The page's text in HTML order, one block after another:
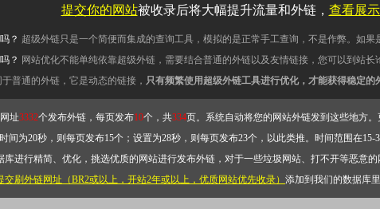
？ 超级外链只是一个简便而集成的查询工具，模拟的是正常手工查询，不是作弊。如
？ 网站优化不能单纯依靠超级外链，需要结合普通的外链以及友情链接，您可以到站
普通的外链，它是动态的链接， 只有频繁使用超级外链工具进行优化，才能获得稳定的
址3332个发布外链，每页发布10个，共334页。系统自动将您的网站外链发到这些地方。
间为20秒，则每页发布15个；设置为28秒，则每页发布23个，以此类推。时间范围在15-
进行精简、优化，挑选优质的网站进行发布外链，对于一些垃圾网站、打不开等恶意
交刷外链网址（BR2或以上，开站2年或以上，优质网站优先收录） 添加到我们的数据库
提交你的网站被收录后将大幅提升流量和外链， 查看展